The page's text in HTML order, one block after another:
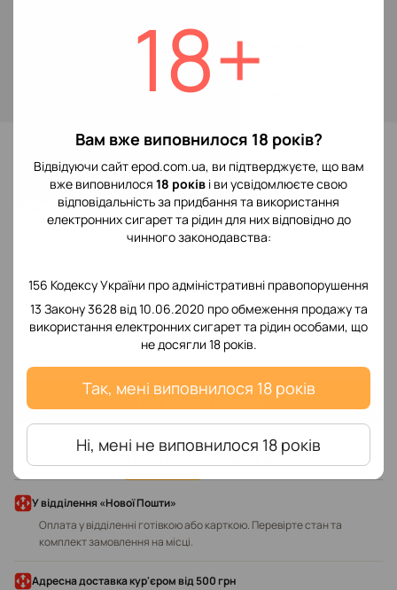
18+
Вам вже виповнилося 18 років?
Відвідуючи сайт epod.com.ua, ви підтверджуєте, що вам
вже виповнилося 18 років і ви усвідомлюєте свою
відповідальність за придбання та використання
електронних сигарет та рідин для них відповідно до
чинного законодавства:
156 Кодексу України про адміністративні правопорушення
13 Закону 3628 від 10.06.2020 про обмеження продажу та
використання електронних сигарет та рідин особами, що
не досягли 18 років.
Так, мені виповнилося 18 років
Ні, мені не виповнилося 18 років
Повідомити, коли з'явиться
для відображення накопичувальної знижки
До обраного
Відгуки
Додайте перший відгук
Написати відгук
Доставка Оплата
У відділення «Нової Пошти»
Оплата у відділенні готівкою або карткою. Перевірте стан та
комплект замовлення на місці.
Адресна доставка кур'єром від 500 грн